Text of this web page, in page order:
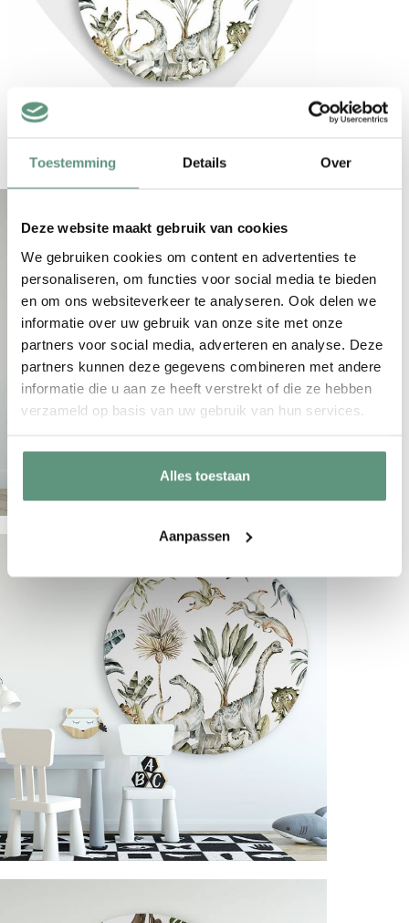
Toestemming Details Over
Deze website maakt gebruik van cookies
We gebruiken cookies om content en advertenties te
personaliseren, om functies voor social media te bieden
en om ons websiteverkeer te analyseren. Ook delen we
informatie over uw gebruik van onze site met onze
partners voor social media, adverteren en analyse. Deze
partners kunnen deze gegevens combineren met andere
informatie die u aan ze heeft verstrekt of die ze hebben
verzameld op basis van uw gebruik van hun services.
Alles toestaan
Aanpassen